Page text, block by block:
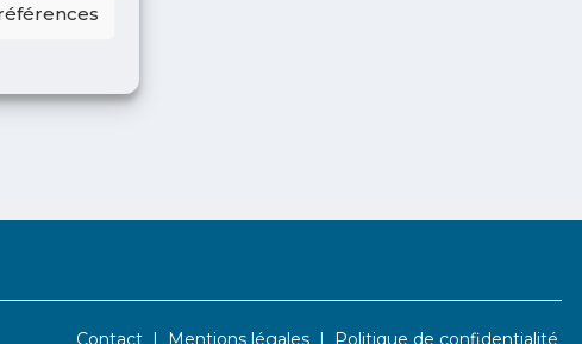
Contact Mentions légales Politique de confidentialité